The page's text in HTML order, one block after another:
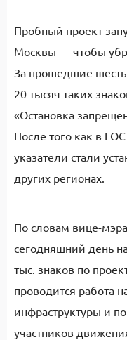
Пробный проект
Москвы — чтобы
За прошедшие шесть
20 тысяч таких
«Остановка
После того как в
указатели стали
других регионах.
По словам вице-
сегодняшний день
тыс. знаков по
проводится работа
инфраструктуры и
участников